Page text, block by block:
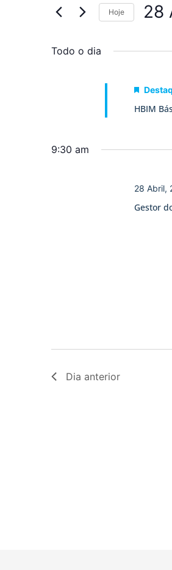
e
visualização
Eventos
Eventos
Hoje 28
data.
Todo o dia
HBIM
9:30 am
Gestor
28 Abril,
Dia anterior